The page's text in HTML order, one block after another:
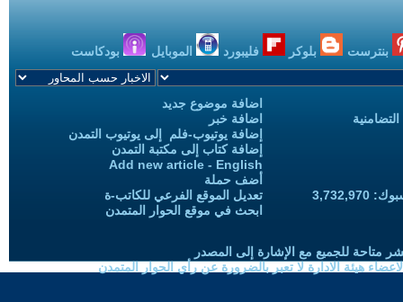
بنترست بلوكر فليبورد الموبايل بودكاست
اضافة موضوع جديد
اضافة خبر
إضافة يوتيوب-فلم إلى يوتيوب التمدن
إضافة كتاب إلى مكتبة التمدن
Add new article - English
أضف حملة
تعديل الموقع الفرعي للكاتب-ة
ابحث في موقع الحوار المتمدن
متاحة للجميع مع الإشارة إلى المصدر
هيئة الادارة لا تعبر بالضرورة عن رأي الحوار المتمدن